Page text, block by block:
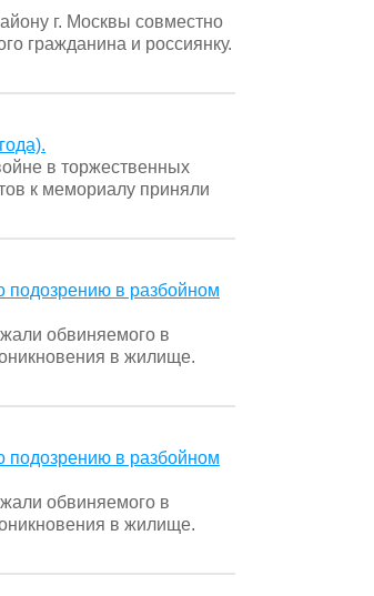
г. Москвы совместно
гражданина и россиянку.
в торжественных
к мемориалу приняли
подозрению в разбойном
обвиняемого в
в жилище.
подозрению в разбойном
обвиняемого в
в жилище.